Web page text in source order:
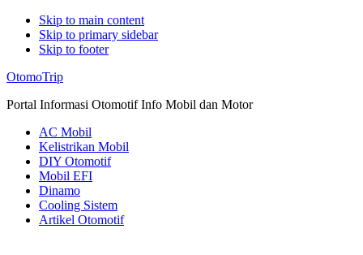
Skip to main content
Skip to primary sidebar
Skip to footer
Additional
menu
OtomoTrip
Portal Informasi Otomotif Info Mobil dan Motor
AC Mobil
Kelistrikan Mobil
DIY Otomotif
Mobil EFI
Dinamo
Cooling Sistem
Artikel Otomotif